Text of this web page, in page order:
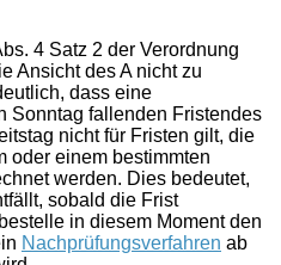
4 Satz 2 der Verordnung
Ansicht des A nicht zu
dass eine
Sonntag fallenden Fristendes
nicht für Fristen gilt, die
oder einem bestimmten
werden. Dies bedeutet,
sobald die Frist
in diesem Moment den
Nachprüfungsverfahren ab